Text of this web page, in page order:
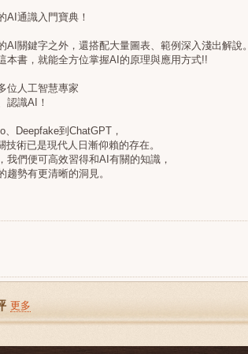
通識入門寶典！
關鍵字之外，還搭配大量圖表、範例深入淺出解說。
書，就能全方位掌握AI的原理與應用方式!!
人工智慧專家
識AI！
Deepfake到ChatGPT，
術已是現代人日漸仰賴的存在。
們便可高效習得和AI有關的知識，
勢有更清晰的洞見。
更多